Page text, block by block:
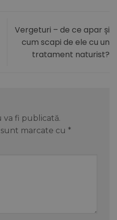
Vergeturi – de ce apar și
cum scapi de ele cu un
tratament naturist?
va fi publicată.
marcate cu *